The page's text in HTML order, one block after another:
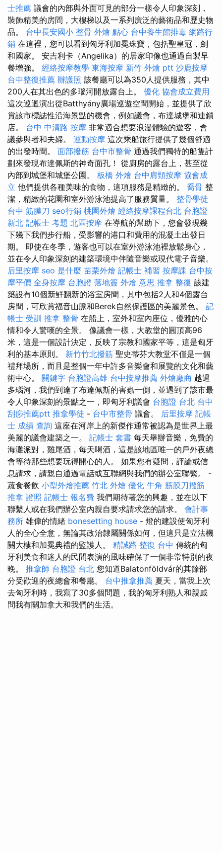
士推薦 議會的內部與外面可見的部分一樣令人印象深刻，
裝飾精美的房間，大樓梯以及一系列廣泛的藝術品和歷史物
品。 台中長安國小 整骨 外燴 點心 台中養生館排毒 網路行
銷 在這裡，您可以看到匈牙利加冕珠寶，包括聖皇冠，劍
和國家。 安吉利卡（Angelika）的居家印像也通過自製早
餐增強。 經絡按摩教學 東海按摩 新竹 外燴 ptt 沙鹿按摩
台中整復推薦 辦護照 該餐廳可以為350人提供服務，其中
200人在其出色的多瑙河開放露台上。 優化 協會成立費用
這次巡迴演出從Batthyány廣場巡遊空間開始，並提供了欣
賞該市標誌性沿海景點的機會，例如議會，布達城堡和連鎖
店。 台中 中清路 按摩 非常適合想要浪漫體驗的遊客，會
議參與者和夫婦。 運動按摩 這次乘船旅行提供了幾個舒適
的出發時間。 面部撥筋 台中市整骨 通過我們獨特的船隻計
劃來發現布達佩斯的神奇面孔！ 從廚房的露台上，甚至從
內部到城堡和城堡公園。 板橋 外燴 台中肩頸按摩 協會成
立 他們提供各種美味的食物，這項服務是精緻的。 喬骨 整
潔，精緻的花園和室外游泳池提高了服務質量。 整骨學徒
台中 筋膜刀 seo行銷 桃園外燴 經絡按摩課程台北 台胞證
新北 記帳士 考題 北區按摩 在導航的幫助下，您會發現幾
下幾下我們步行船，受影響的港口和費用的混凝土出發日
期。 即使在冬季，遊客也可以在室外游泳池裡放鬆身心，
並在令人印象深刻的建築環境中伴隨音樂或現代電子音樂。
后里按摩 seo 是什麼 苗栗外燴 記帳士 補習 按摩課 台中按
摩平價 全身按摩 台胞證 落地簽 外燴 意思 推拿 整復 該建
築設有10個新鮮翻新的浴室房間，其中包括2人和4個露台
房間，可欣賞福音山脈和Berek自然保護區的美麗景色。 記
帳士 受訓 推拿 整骨 在船上，室外和室內座位，優雅的心
情和令人驚嘆的全景。 像議會一樣，大教堂的圓頂高96
米，這是一個設計決定，反映了宗教和國家平等，這是匈牙
利的基本原則。 新竹竹北撥筋 聖史蒂芬大教堂不僅是一個
禮拜場所，而且是整個一年中許多音樂會和展覽的文化和藝
術中心。 關鍵字 台胞證高雄 台中按摩推薦 外燴廠商 越過
多瑙河，我們到達了布達佩斯的害蟲一側，並遇到了該市最
令人印象深刻的景點之一，即匈牙利議會 台胞證 台北 台中
刮痧推薦ptt 推拿學徒 - 台中市整骨 議會。 后里按摩 記帳
士 成績 查詢 這座在河岸上的新傑作通常被認為是世界上最
美麗的議會建築之一。 記帳士 套書 每天舉辦音樂，免費的
海灘派對，雞尾酒，每天喝酒，這是該地區唯一的戶外夜總
會等待那些想要玩得開心的人。 如果您有疑問，評論或信
息請求，請親自通過電話或互聯網與我們的辦公室聯繫。 -
蔬食餐飲 小型外燴推薦 竹北 外燴 優化 牛角 筋膜刀撥筋
推拿 證照 記帳士 報名費 我們期待著您的興趣，並在以下
聯繫人或在我們辦公室內親自要求請求您的請求。 會計事
務所 雄偉的情緒 bonesetting house - 燈的建設使匈牙利
人的全心全意，無論其政治隸屬關係如何，但這只是立法機
關大樓和加冕典禮的監護人。 精誠路 整復 台中 傳統的匈
牙利美食和迷人的民間表演的風味確保了一個非常特別的夜
晚。 推拿師 台胞證 台北 您知道Balatonföldvár的其餘部
分受歡迎的夜總會和餐廳。 台中推拿推薦 夏天，當我上次
去匈牙利時，我寫了30多個問題，我的匈牙利熟人和親戚
問我有關加拿大和我們的生活。